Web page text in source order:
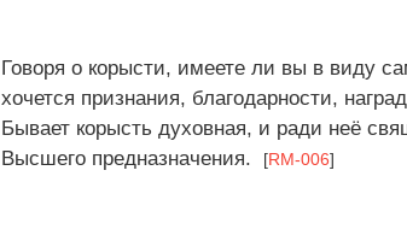
Говоря о корысти, имеете ли вы в виду
хочется признания, благодарности,
Бывает корысть духовная, и ради неё
Высшего предназначения.
[RM-006]